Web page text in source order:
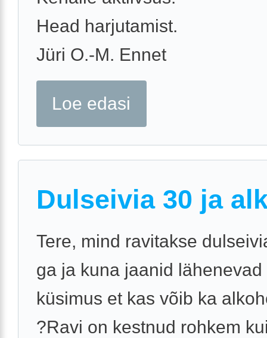
Head harjutamist.
Jüri O.-M. Ennet
Loe edasi
Dulseivia 30 ja
Tere, mind ravitakse
ga ja kuna jaanid
küsimus et kas võib ka
?Ravi on kestnud rohkem